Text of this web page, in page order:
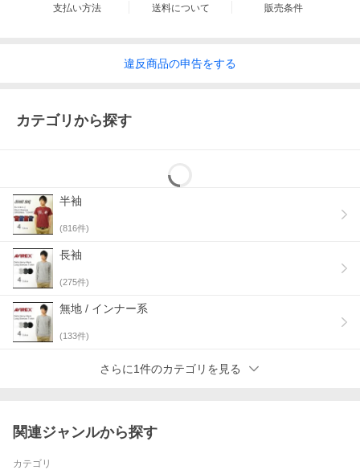
支払い方法 送料について 販売条件
違反商品の申告をする
カテゴリから探す
半袖
(816件)
長袖
(275件)
無地 / インナー系
(133件)
さらに1件のカテゴリを見る
関連ジャンルから探す
カテゴリ